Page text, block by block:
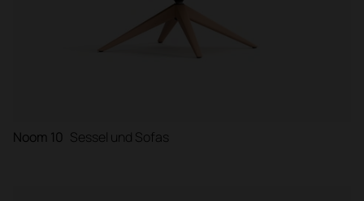
Noom 10 Sessel und Sofas